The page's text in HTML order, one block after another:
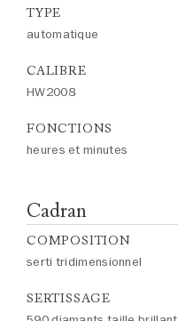
TYPE
automatique
CALIBRE
HW2008
FONCTIONS
heures et minutes
Cadran
COMPOSITION
serti tridimensionnel
SERTISSAGE